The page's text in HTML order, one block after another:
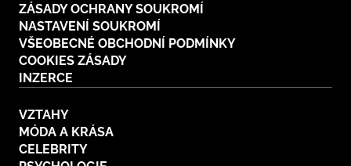
ZÁSADY OCHRANY SOUKROMÍ
NASTAVENÍ SOUKROMÍ
VŠEOBECNÉ OBCHODNÍ PODMÍNKY
COOKIES ZÁSADY
INZERCE
VZTAHY
MÓDA A KRÁSA
CELEBRITY